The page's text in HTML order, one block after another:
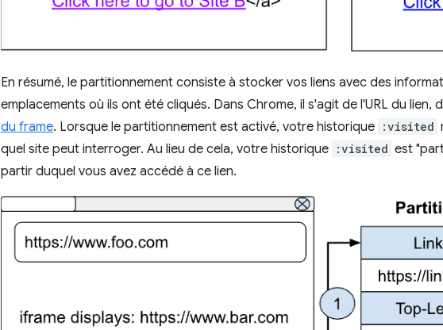
En résumé, le partitionnement consiste à stocker vos liens avec des
emplacements où ils ont été cliqués. Dans Chrome, il s'agit de l'URL du lien,
du frame. Lorsque le partitionnement est activé, votre historique :visited
quel site peut interroger. Au lieu de cela, votre historique :visited est
partir duquel vous avez accédé à ce lien.